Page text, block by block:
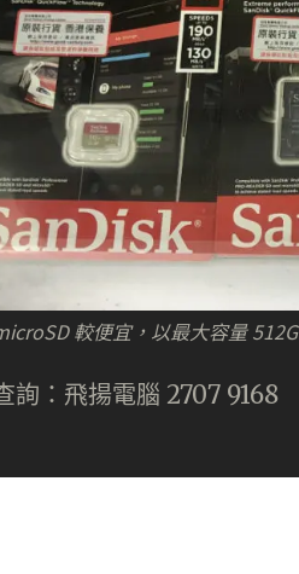
較便宜，以最大容量
詢：飛揚電腦 2707 9168